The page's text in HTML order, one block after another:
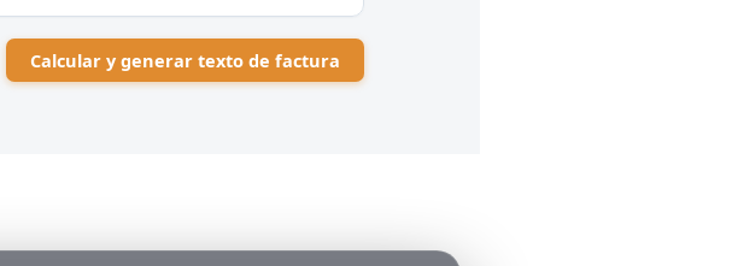
Calcular y generar texto de factura